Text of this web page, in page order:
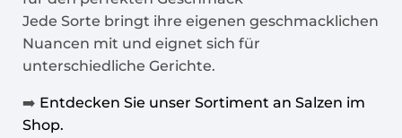
Jede Sorte bringt ihre eigenen geschmacklichen
Nuancen mit und eignet sich für
unterschiedliche Gerichte.
➡️ Entdecken Sie unser Sortiment an Salzen im
Shop.